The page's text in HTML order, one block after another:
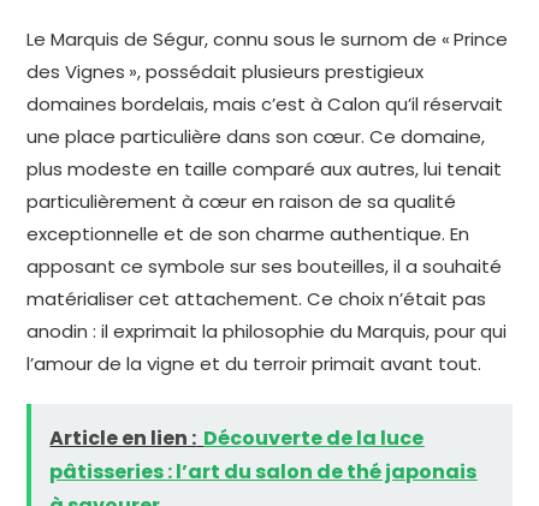
Le Marquis de Ségur, connu sous le surnom de « Prince
des Vignes », possédait plusieurs prestigieux
domaines bordelais, mais c’est à Calon qu’il réservait
une place particulière dans son cœur. Ce domaine,
plus modeste en taille comparé aux autres, lui tenait
particulièrement à cœur en raison de sa qualité
exceptionnelle et de son charme authentique. En
apposant ce symbole sur ses bouteilles, il a souhaité
matérialiser cet attachement. Ce choix n’était pas
anodin : il exprimait la philosophie du Marquis, pour qui
l’amour de la vigne et du terroir primait avant tout.
Article en lien : Découverte de la luce
pâtisseries : l’art du salon de thé japonais